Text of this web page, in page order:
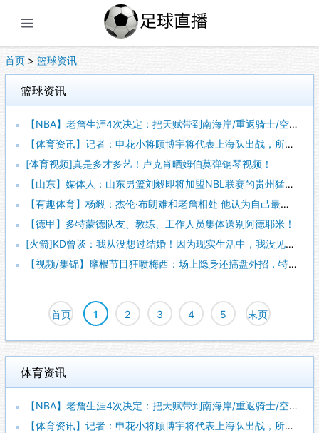
首页 > 篮球资讯
篮球资讯
【NBA】老詹生涯4次决定：把天赋带到南海岸/重返骑士/空降湖人/加盟费城
【体育资讯】记者：申花小将顾博宇将代表上海队出战，所以没进U17国足名单
[体育视频]真是多才多艺！卢克肖晒姆伯莫弹钢琴视频！
【山东】媒体人：山东男篮刘毅即将加盟NBL联赛的贵州猛龙队
【有趣体育】杨毅：杰伦·布朗难和老詹相处 他认为自己最聪明但老詹是真聪明
【德甲】多特蒙德队友、教练、工作人员集体送别阿德耶米！
[火箭]KD曾谈：我从没想过结婚！因为现实生活中，我没见过天长地久！
【视频/集锦】摩根节目狂喷梅西：场上隐身还搞盘外招，特里一句话机智化解
首页 1 2 3 4 5 末页
体育资讯
【NBA】老詹生涯4次决定：把天赋带到南海岸/重返骑士/空降
【体育资讯】记者：申花小将顾博宇将代表上海队出战，所以没进U